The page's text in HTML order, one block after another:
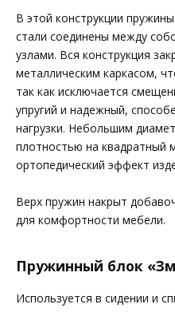
В этой конструкции
стали соединены между
узлами. Вся конструкция
металлическим каркасом,
так как исключается
упругий и надежный,
нагрузки. Небольшим
плотностью на квадратный
ортопедический эффект
Верх пружин накрыт
для комфортности мебели.
Пружинный блок
Используется в сидении и